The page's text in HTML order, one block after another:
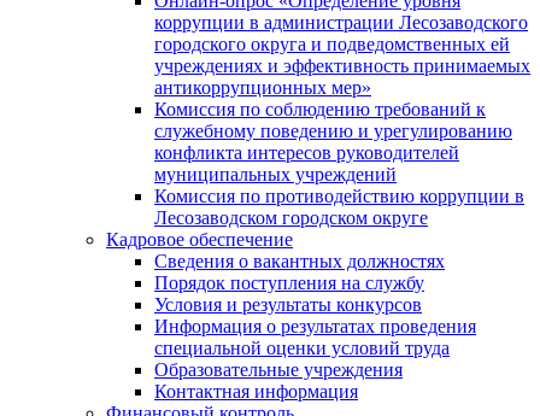
коррупции в администрации Лесозаводского
городского округа и подведомственных ей
учреждениях и эффективность принимаемых
антикоррупционных мер»
Комиссия по соблюдению требований к
служебному поведению и урегулированию
конфликта интересов руководителей
муниципальных учреждений
Комиссия по противодействию коррупции в
Лесозаводском городском округе
Кадровое обеспечение
Сведения о вакантных должностях
Порядок поступления на службу
Условия и результаты конкурсов
Информация о результатах проведения
специальной оценки условий труда
Образовательные учреждения
Контактная информация